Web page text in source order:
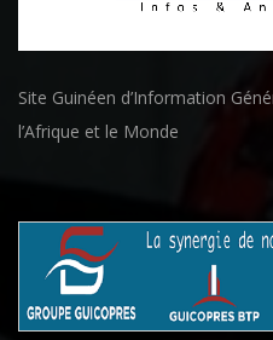
Site Guinéen d’Information
l’Afrique et le Monde